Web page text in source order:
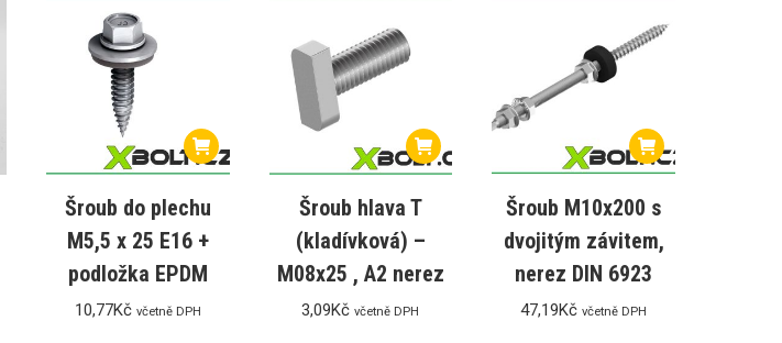
Šroub do plechu
M5,5 x 25 E16 +
podložka EPDM
10,77Kč včetně DPH
Šroub hlava T
(kladívková) –
M08x25 , A2 nerez
3,09Kč včetně DPH
Šroub M10x200 s
dvojitým závitem,
nerez DIN 6923
47,19Kč včetně DPH